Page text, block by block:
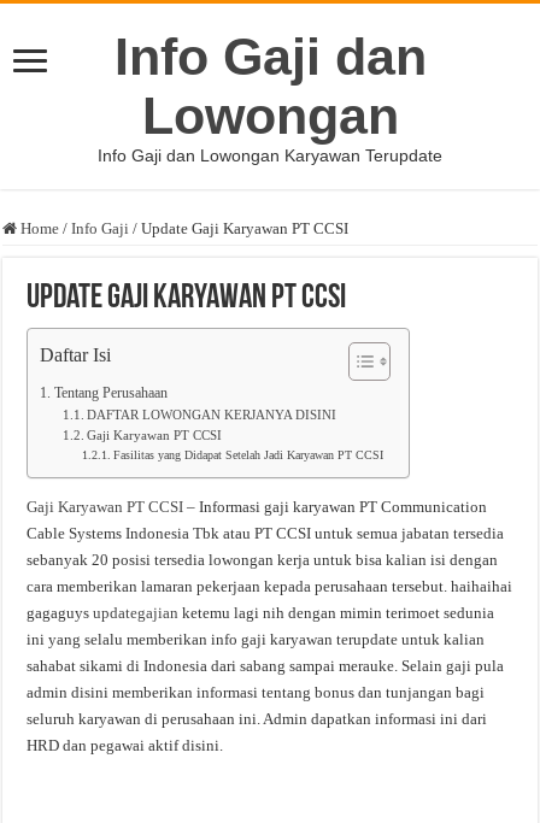
Info Gaji dan
Lowongan
Info Gaji dan Lowongan Karyawan Terupdate
Home / Info Gaji / Update Gaji Karyawan PT CCSI
Update Gaji Karyawan PT CCSI
Daftar Isi
Tentang Perusahaan
DAFTAR LOWONGAN KERJANYA DISINI
Gaji Karyawan PT CCSI
Fasilitas yang Didapat Setelah Jadi Karyawan PT CCSI
Gaji Karyawan PT CCSI – Informasi gaji karyawan PT Communication
Cable Systems Indonesia Tbk atau PT CCSI untuk semua jabatan tersedia
sebanyak 20 posisi tersedia lowongan kerja untuk bisa kalian isi dengan
cara memberikan lamaran pekerjaan kepada perusahaan tersebut. haihaihai
gagaguysupdategajian ketemu lagi nih dengan mimin terimoet sedunia
ini yang selalu memberikan info gaji karyawan terupdate untuk kalian
sahabat sikami di Indonesia dari sabang sampai merauke. Selain gaji pula
admin disini memberikan informasi tentang bonus dan tunjangan bagi
seluruh karyawan di perusahaan ini. Admin dapatkan informasi ini dari
HRD dan pegawai aktif disini.